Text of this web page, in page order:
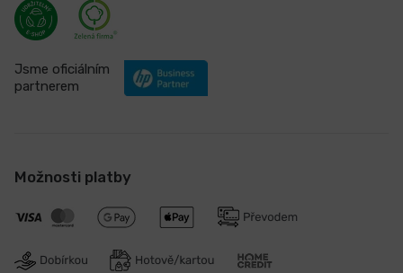
Jsme oficiálním
partnerem
Možnosti platby